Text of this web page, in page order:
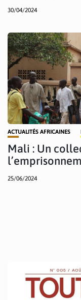
30/04/2024
ACTUALITÉS AFRICAINES
Mali : Un
25/06/2024